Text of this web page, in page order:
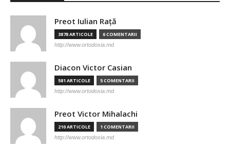
Preot Iulian Raţă
3878 ARTICOLE 6 COMENTARII
http://www.ortodoxia.md
Diacon Victor Casian
581 ARTICOLE 5 COMENTARII
http://www.ortodoxia.md
Preot Victor Mihalachi
210 ARTICOLE 1 COMENTARII
http://www.ortodoxia.md